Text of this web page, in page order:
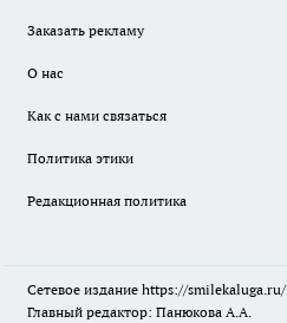
Заказать рекламу
О нас
Как с нами связаться
Политика этики
Редакционная политика
Сетевое издание https://smilekaluga.ru/
Главный редактор: Панюкова А.А.